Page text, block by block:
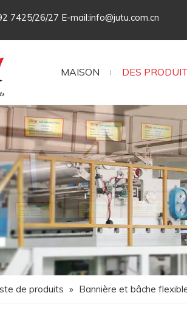
7425/26/27 E-mail:info@jutu.com.cn
MAISON DES
de produits » Bannière et bâche